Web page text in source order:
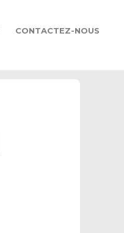
CONTACTEZ-NOUS